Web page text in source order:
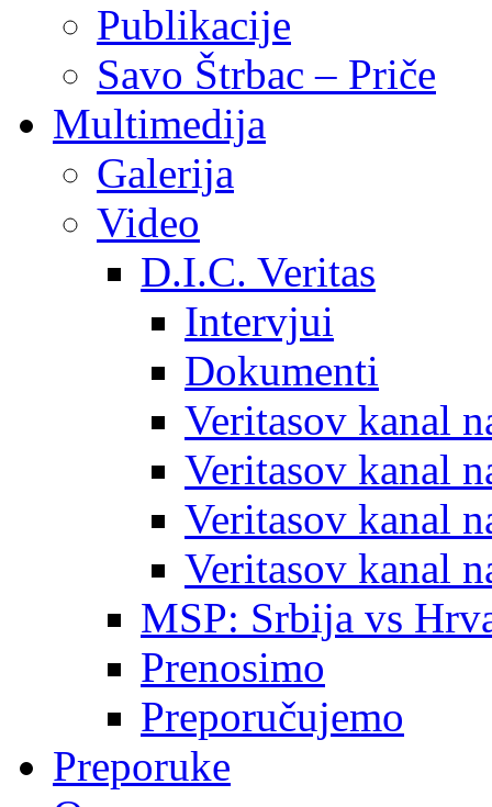
Publikacije
Savo Štrbac – Priče
Multimedija
Galerija
Video
D.I.C. Veritas
Intervjui
Dokumenti
Veritasov kanal
Veritasov kanal
Veritasov kanal
Veritasov kanal
MSP: Srbija vs
Prenosimo
Preporučujemo
Preporuke